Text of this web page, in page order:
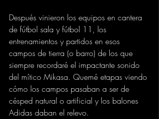
Después vinieron los equipos en cantera
de fútbol sala y fútbol 11, los
entrenamientos y partidos en esos
campos de tierra (o barro) de los que
siempre recordaré el impactante sonido
del mítico Mikasa. Quemé etapas viendo
cómo los campos pasaban a ser de
césped natural o artificial y los balones
Adidas daban el relevo.